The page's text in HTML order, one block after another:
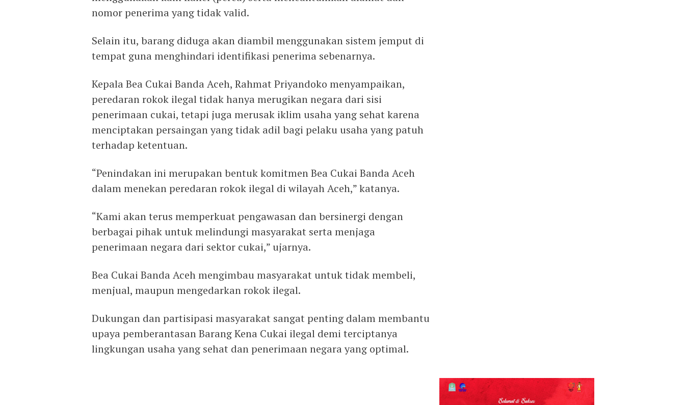
nomor penerima yang tidak valid.
Selain itu, barang diduga akan diambil menggunakan sistem jemput di
tempat guna menghindari identifikasi penerima sebenarnya.
Kepala Bea Cukai Banda Aceh, Rahmat Priyandoko menyampaikan,
peredaran rokok ilegal tidak hanya merugikan negara dari sisi
penerimaan cukai, tetapi juga merusak iklim usaha yang sehat karena
menciptakan persaingan yang tidak adil bagi pelaku usaha yang patuh
terhadap ketentuan.
“Penindakan ini merupakan bentuk komitmen Bea Cukai Banda Aceh
dalam menekan peredaran rokok ilegal di wilayah Aceh,” katanya.
“Kami akan terus memperkuat pengawasan dan bersinergi dengan
berbagai pihak untuk melindungi masyarakat serta menjaga
penerimaan negara dari sektor cukai,” ujarnya.
Bea Cukai Banda Aceh mengimbau masyarakat untuk tidak membeli,
menjual, maupun mengedarkan rokok ilegal.
Dukungan dan partisipasi masyarakat sangat penting dalam membantu
upaya pemberantasan Barang Kena Cukai ilegal demi terciptanya
lingkungan usaha yang sehat dan penerimaan negara yang optimal.